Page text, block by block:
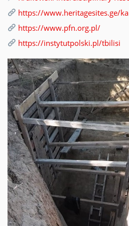
https://www.heritagesites.ge/ka
https://www.pfn.org.pl/
https://instytutpolski.pl/tbilisi